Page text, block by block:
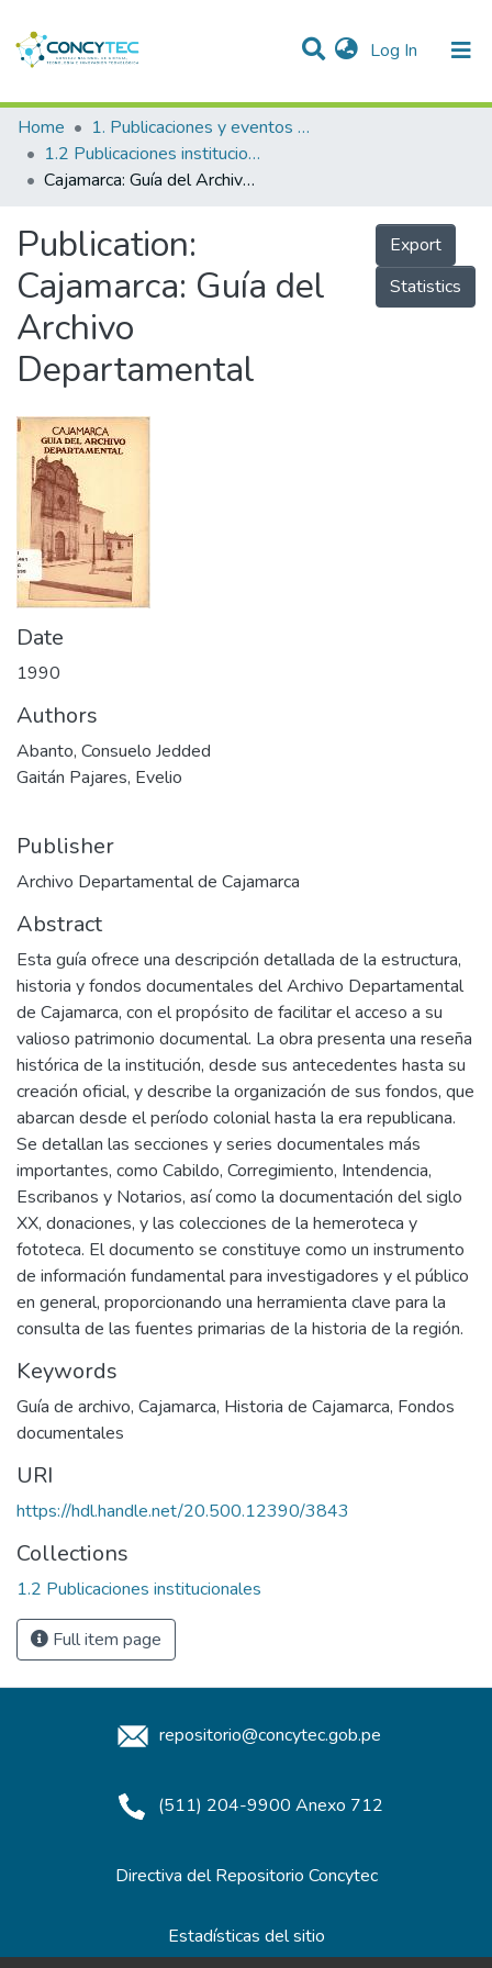
Log In (current)
Communities & Collections
Research Outputs
People
Statistics
Home
1. Publicaciones y eventos institucionales
1.2 Publicaciones institucionales
Cajamarca: Guía del Archivo Departamental
Publication:
Cajamarca: Guía del
Archivo
Departamental
Export
Statistics
Date
1990
Authors
Abanto, Consuelo Jedded
Gaitán Pajares, Evelio
Publisher
Archivo Departamental de Cajamarca
Abstract
Esta guía ofrece una descripción detallada de la estructura,
historia y fondos documentales del Archivo Departamental
de Cajamarca, con el propósito de facilitar el acceso a su
valioso patrimonio documental. La obra presenta una reseña
histórica de la institución, desde sus antecedentes hasta su
creación oficial, y describe la organización de sus fondos, que
abarcan desde el período colonial hasta la era republicana.
Se detallan las secciones y series documentales más
importantes, como Cabildo, Corregimiento, Intendencia,
Escribanos y Notarios, así como la documentación del siglo
XX, donaciones, y las colecciones de la hemeroteca y
fototeca. El documento se constituye como un instrumento
de información fundamental para investigadores y el público
en general, proporcionando una herramienta clave para la
consulta de las fuentes primarias de la historia de la región.
Keywords
Guía de archivo, Cajamarca, Historia de Cajamarca, Fondos
documentales
URI
https://hdl.handle.net/20.500.12390/3843
Collections
1.2 Publicaciones institucionales
Full item page
repositorio@concytec.gob.pe
(511) 204-9900 Anexo 712
Directiva del Repositorio Concytec
Estadísticas del sitio